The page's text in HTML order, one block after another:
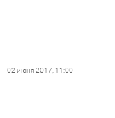
02 июня 2017, 11:00